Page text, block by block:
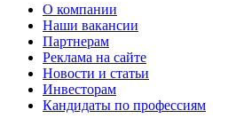
О компании
Наши вакансии
Партнерам
Реклама на сайте
Новости и статьи
Инвесторам
Кандидаты по профессиям